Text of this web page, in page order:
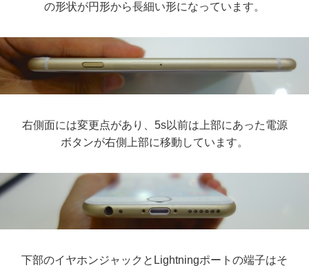
の形状が円形から長細い形になっています。
右側面には変更点があり、5s以前は上部にあった電源
ボタンが右側上部に移動しています。
下部のイヤホンジャックとLightningポートの端子はそ